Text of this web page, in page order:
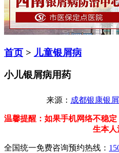
首页 > 儿童银屑病
小儿银屑病用药
来源： 成都银康银
温馨提醒：如果手机网络不稳
生本人
全国统一免费咨询预约热线：